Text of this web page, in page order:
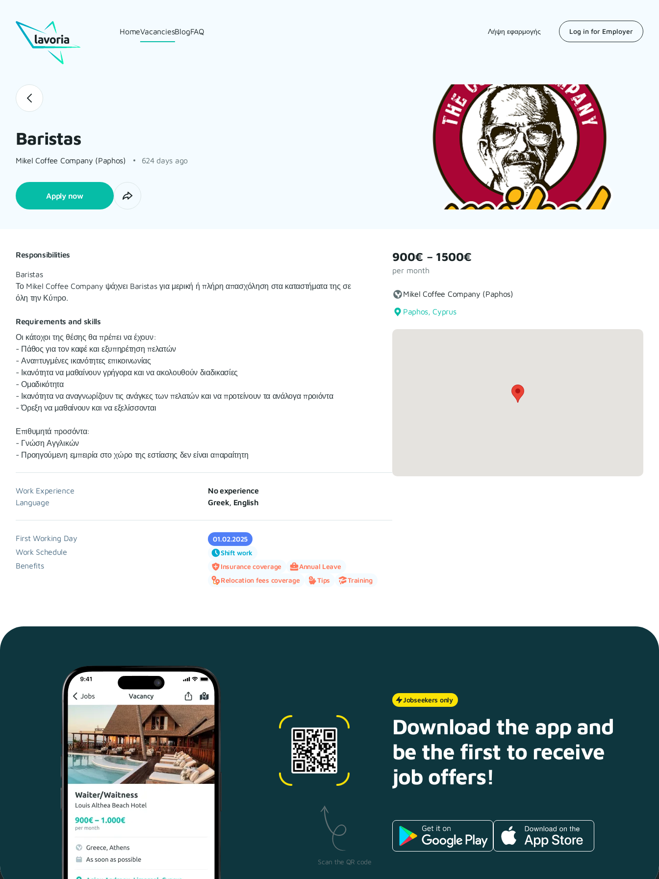
HomeVacanciesBlogFAQ Λήψη εφαρμογής Log in for Employer
Baristas
Mikel Coffee Company (Paphos) 624 days ago
Apply now
Responsibilities
Baristas
Το Mikel Coffee Company ψάχνει Baristas για μερική ή πλήρη απασχόληση στα καταστήματα της σε
όλη την Κύπρο.
Requirements and skills
Οι κάτοχοι της θέσης θα πρέπει να έχουν:
- Πάθος για τον καφέ και εξυπηρέτηση πελατών
- Αναπτυγμένες ικανότητες επικοινωνίας
- Ικανότητα να μαθαίνουν γρήγορα και να ακολουθούν διαδικασίες
- Ομαδικότητα
- Ικανότητα να αναγνωρίζουν τις ανάγκες των πελατών και να προτείνουν τα ανάλογα προιόντα
- Όρεξη να μαθαίνουν και να εξελίσσονται
Επιθυμητά προσόντα:
- Γνώση Αγγλικών
- Προηγούμενη εμπειρία στο χώρο της εστίασης δεν είναι απαραίτητη
Work Experience
No experience
Language
Greek, English
First Working Day 01.02.2025
Work Schedule Shift work
Benefits Insurance coverage
Annual Leave
Relocation fees coverage
Tips Training
900€ – 1500€
per month
Mikel Coffee Company (Paphos)
Paphos, Cyprus
Scan the QR code
Jobseekers only
Download the app and
be the first to receive
job offers!